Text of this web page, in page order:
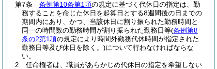
第7条
条例第10条第1項の規定に基づく代休日の指定は、勤
務することを命じた休日を起算日とする8週間後の日までの
期間内にあり、かつ、当該休日に割り振られた勤務時間と
同一の時間数の勤務時間が割り振られた勤務日等(条例第8
条の2第1項の規定により時間外勤務代休時間が指定された
勤務日等及び休日を除く。)について行わなければならな
い。
2
任命権者は、職員があらかじめ代休日の指定を希望しない